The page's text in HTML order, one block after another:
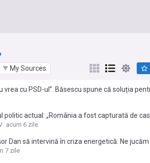
My Sources
vrea cu PSD-ul”. Băsescu spune că soluția
„câteva luni”
politic actual: „România a fost capturată de
acum 6 zile
Dan să intervină în criza energetică: Ne jucăm
7 zile